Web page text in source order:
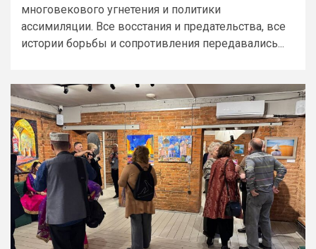
многовекового угнетения и политики
ассимиляции. Все восстания и предательства, все
истории борьбы и сопротивления передавались...